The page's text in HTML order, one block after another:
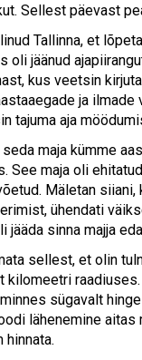
Sellest päevast
Tallinna, et
oli jäänud
kus veetsin
ja
tajuma aja
seda maja kümme
See maja oli
Mäletan
ühendati
jääda sinna majja
sellest, et olin
kilomeetri
sügavalt
lähenemine aitas
hinnata.